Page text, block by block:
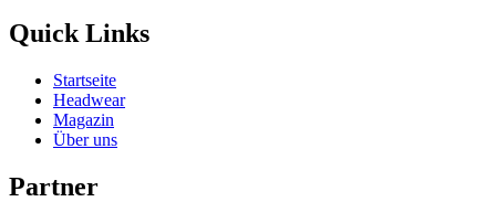
Quick Links
Startseite
Headwear
Magazin
Über uns
Partner